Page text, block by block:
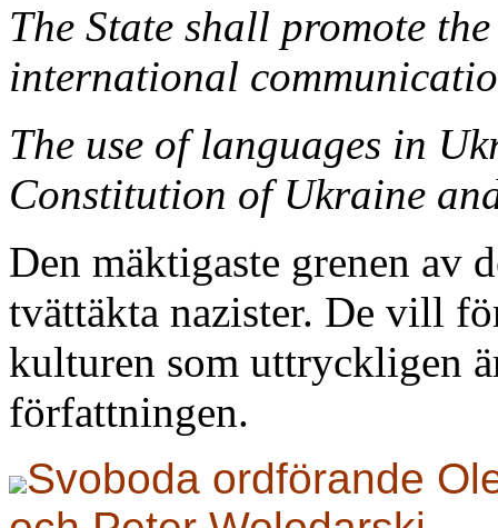
The State shall promote
international
The use of languages in
Constitution of Ukraine
Den mäktigaste grenen av
tvättäkta nazister. De vill
kulturen som uttryckligen
författningen.
Svoboda ordförande